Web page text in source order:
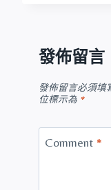
發佈留言
發佈留言必須填
位標示為 *
Comment *